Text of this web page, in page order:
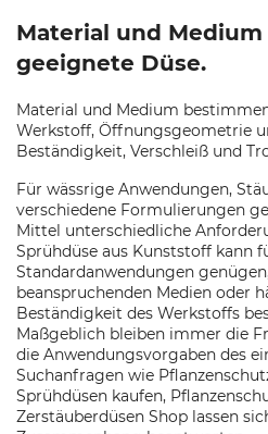
Material und
geeignete Düse.
Material und Medium
Werkstoff, Öffnungsgeometrie
Beständigkeit, Verschleiß und
Für wässrige Anwendungen,
verschiedene Formulierungen
Mittel unterschiedliche
Sprühdüse aus Kunststoff kann
Standardanwendungen
beanspruchenden Medien oder
Beständigkeit des Werkstoffs
Maßgeblich bleiben immer die
die Anwendungsvorgaben des
Suchanfragen wie
Sprühdüsen kaufen,
Zerstäuberdüsen Shop lassen